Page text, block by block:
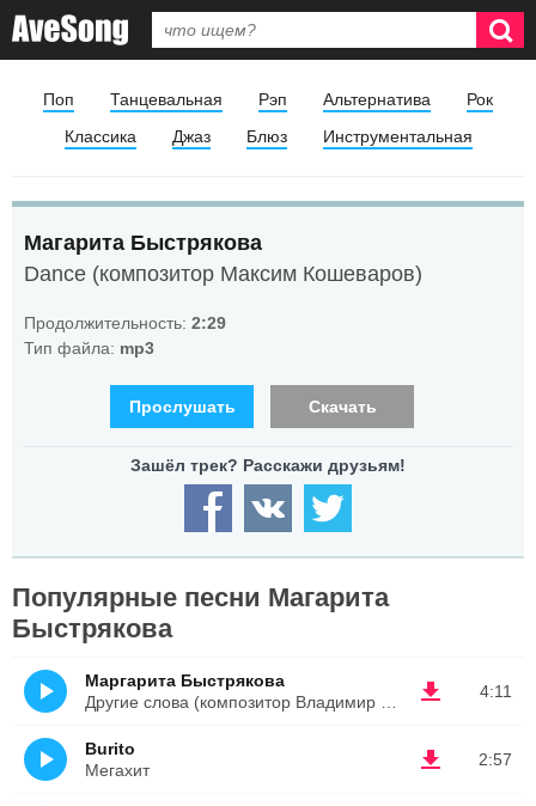
Поп Танцевальная Рэп Альтернатива
Рок
Классика
Джаз Блюз Инструментальная
Магарита Быстрякова
Dance (композитор Максим Кошеваров)
Продолжительность: 2:29
Тип файла: mp3
Прослушать Скачать
Популярные песни Магарита
Быстрякова
4:11
Маргарита Быстрякова
2:57
Burito
Мегахит